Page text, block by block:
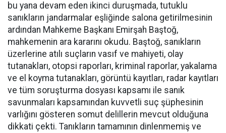
bu yana devam eden ikinci duruşmada, tutuklu
sanıkların jandarmalar eşliğinde salona getirilmesinin
ardından Mahkeme Başkanı Emirşah Baştoğ,
mahkemenin ara kararını okudu. Baştoğ, sanıkların
üzerlerine atılı suçların vasıf ve mahiyeti, olay
tutanakları, otopsi raporları, kriminal raporlar, yakalama
ve el koyma tutanakları, görüntü kayıtları, radar kayıtları
ve tüm soruşturma dosyası kapsamı ile sanık
savunmaları kapsamından kuvvetli suç şüphesinin
varlığını gösteren somut delillerin mevcut olduğuna
dikkati çekti. Tanıkların tamamının dinlenmemiş ve